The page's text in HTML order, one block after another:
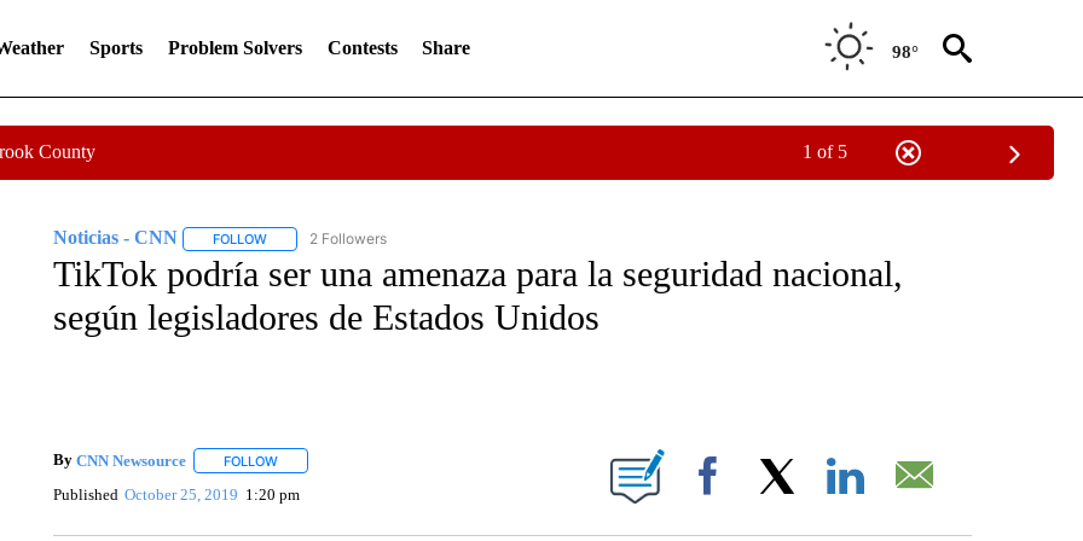
Sports Problem Solvers Contests Share 98°
County 1 of 5
Noticias - CNN FOLLOWFOLLOW "NOTICIAS - CNN" TO RECEIVE NOTIFICATIONS ABOUT NEW PAGES ON "NOTICIAS - CNN".
2 Followers
TikTok podría ser una amenaza para la seguridad nacional,
según legisladores de Estados Unidos
By CNN Newsource FOLLOWFOLLOW "" TO RECEIVE NOTIFICATIONS ABOUT NEW PAGES ON "".
Published October 25, 2019 1:20 pm Facebook